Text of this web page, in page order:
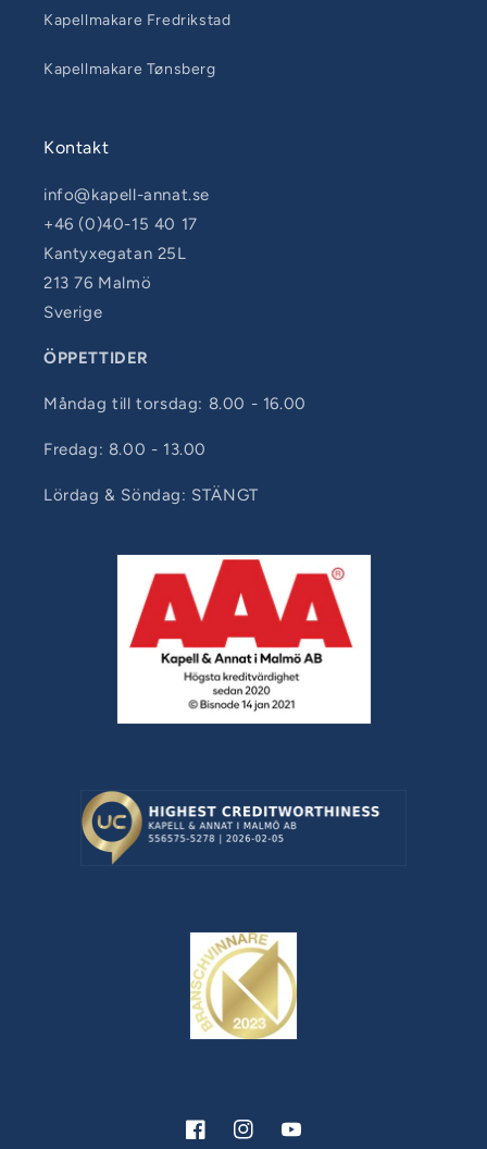
Kapellmakare Fredrikstad
Kapellmakare Tønsberg
Kontakt
info@kapell-annat.se
+46 (0)40-15 40 17
Kantyxegatan 25L
213 76 Malmö
Sverige
ÖPPETTIDER
Måndag till torsdag: 8.00 - 16.00
Fredag: 8.00 - 13.00
Lördag & Söndag: STÄNGT
FacebookInstagramYouTube